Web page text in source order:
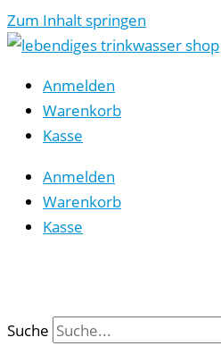
Zum Inhalt springen
Anmelden
Warenkorb
Kasse
Anmelden
Warenkorb
Kasse
Suche